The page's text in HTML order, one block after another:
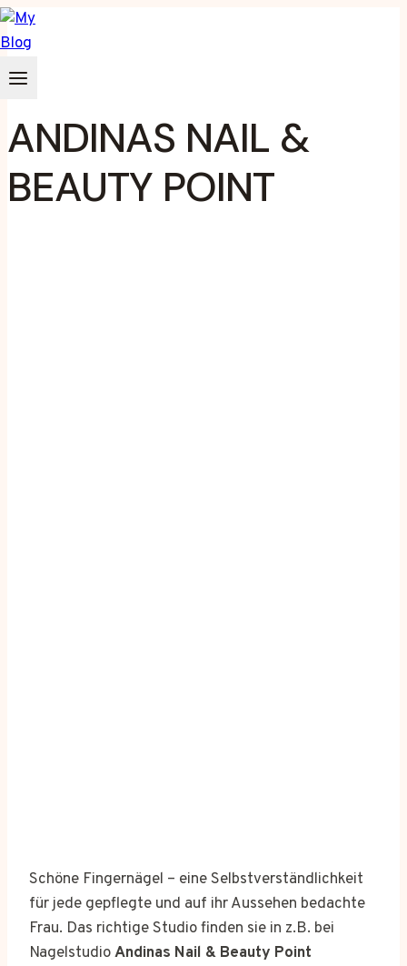
Zum
Inhalt
springen
ANDINAS NAIL &
BEAUTY POINT
Schöne Fingernägel – eine Selbstverständlichkeit
für jede gepflegte und auf ihr Aussehen bedachte
Frau. Das richtige Studio finden sie in z.B. bei
NagelstudioAndinas Nail & Beauty Point